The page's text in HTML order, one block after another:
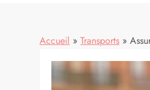
Accueil » Transports »